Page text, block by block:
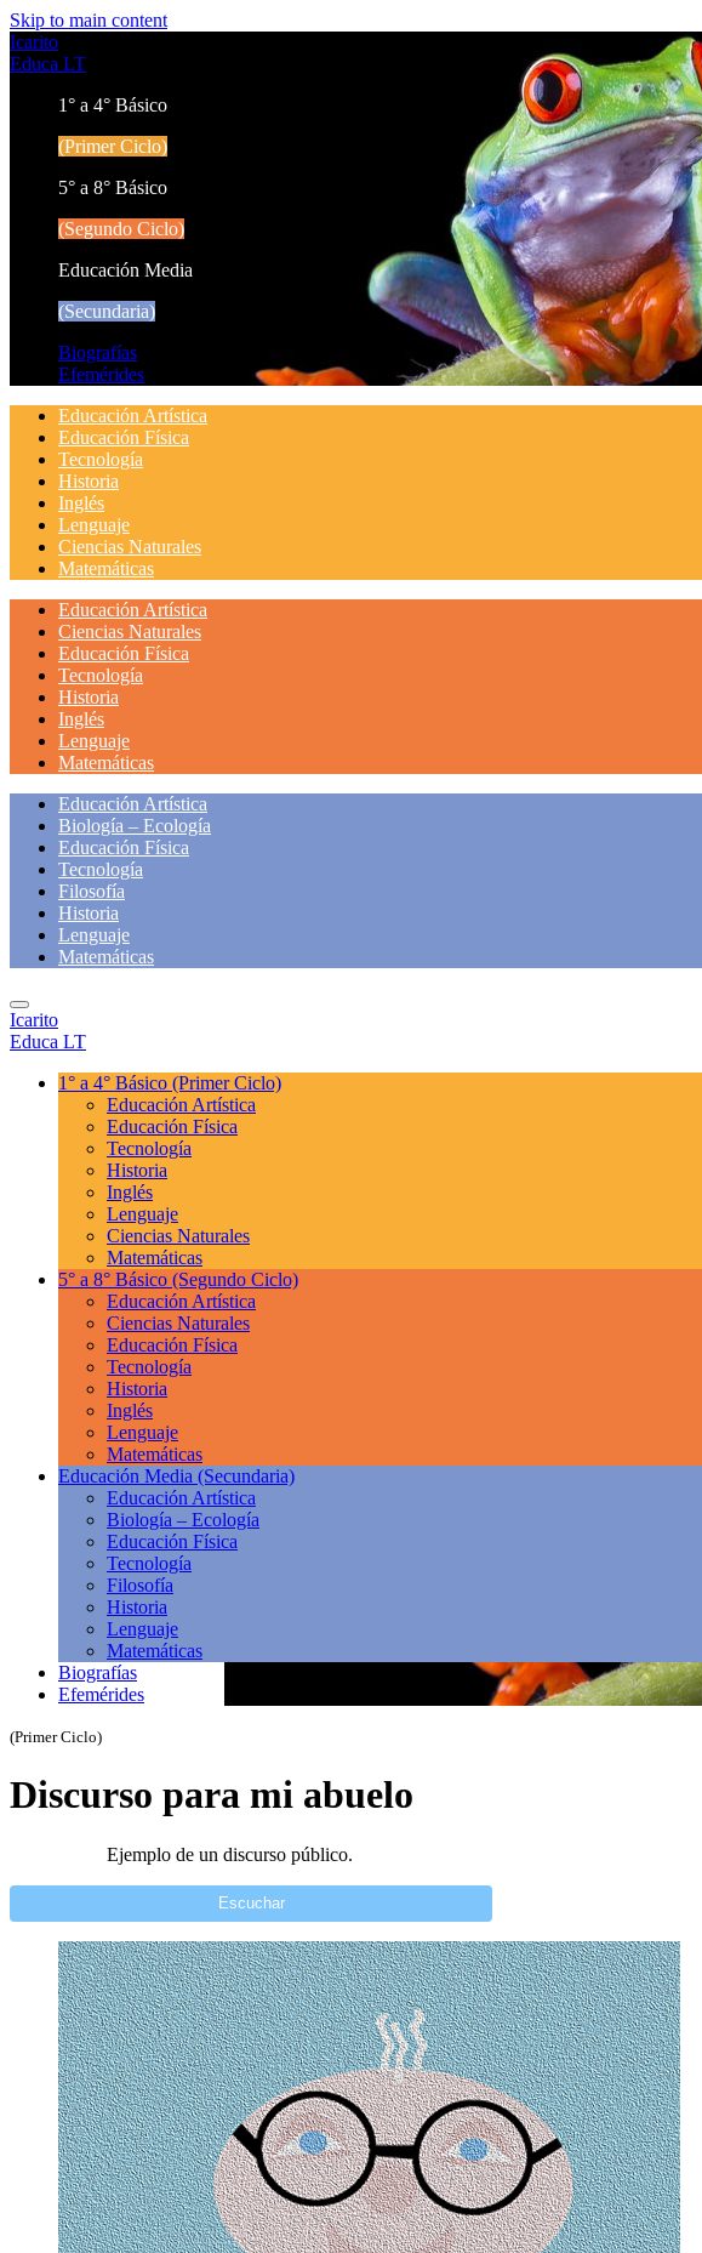
Skip to main content
Icarito
Educa LT
1° a 4° Básico
(Primer Ciclo)
5° a 8° Básico
(Segundo Ciclo)
Educación Media
(Secundaria)
Biografías
Efemérides
Educación Artística
Educación Física
Tecnología
Historia
Inglés
Lenguaje
Ciencias Naturales
Matemáticas
Educación Artística
Ciencias Naturales
Educación Física
Tecnología
Historia
Inglés
Lenguaje
Matemáticas
Educación Artística
Biología – Ecología
Educación Física
Tecnología
Filosofía
Historia
Lenguaje
Matemáticas
Icarito
Educa LT
1° a 4° Básico (Primer Ciclo)
Educación Artística
Educación Física
Tecnología
Historia
Inglés
Lenguaje
Ciencias Naturales
Matemáticas
5° a 8° Básico (Segundo Ciclo)
Educación Artística
Ciencias Naturales
Educación Física
Tecnología
Historia
Inglés
Lenguaje
Matemáticas
Educación Media (Secundaria)
Educación Artística
Biología – Ecología
Educación Física
Tecnología
Filosofía
Historia
Lenguaje
Matemáticas
Biografías
Efemérides
(Primer Ciclo)
Discurso para mi abuelo
Ejemplo de un discurso público.
Escuchar